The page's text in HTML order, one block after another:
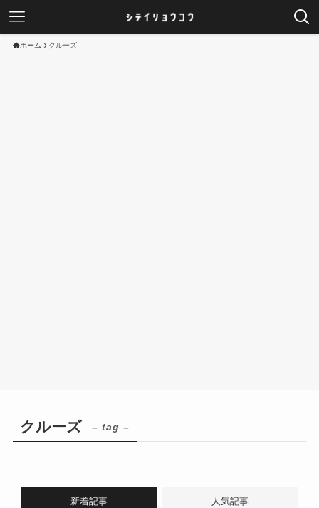
ホーム クルーズ
クルーズ – tag –
新着記事 人気記事